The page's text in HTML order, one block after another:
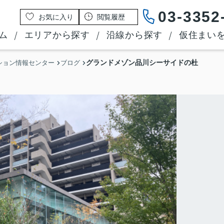
お気に入り 閲覧履歴 03-
エリアから探す 沿線から探す 仮住まい
ン情報センター ブログ グランドメゾン品川シーサイドの杜